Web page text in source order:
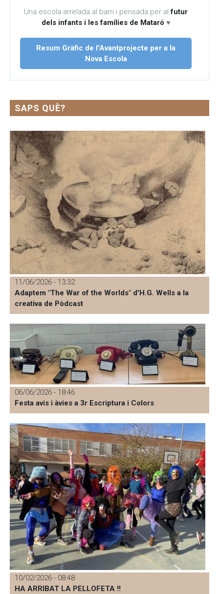
Una escola arrelada al barri i pensada per alfutur
dels infants i les famílies de Mataró ♥
Resum Gràfic de l'Avantprojecte per a la
Nova Escola
SAPS QUÈ?
11/06/2026 - 13:32
Adaptem "The War of the Worlds" d'H.G. Wells a la
creativa de Pòdcast
06/06/2026 - 18:46
Festa avis i àvies a 3r Escriptura i Colors
10/02/2026 - 08:48
HA ARRIBAT LA PELLOFETA !!